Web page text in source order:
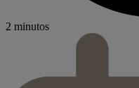
2 minutos